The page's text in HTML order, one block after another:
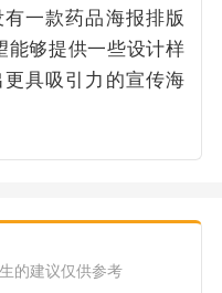
一款药品海报排版
能够提供一些设计样
具吸引力的宣传海
的建议仅供参考